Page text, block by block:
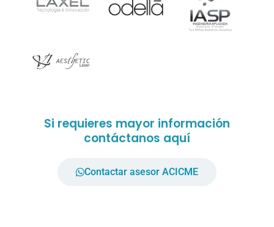
Si requieres mayor información
contáctanos aquí
Contactar asesor ACICME